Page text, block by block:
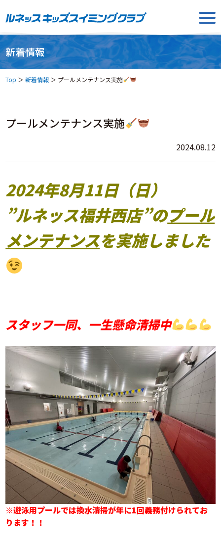
新着情報
Top ＞新着情報 ＞ プールメンテナンス実施
プールメンテナンス実施
2024.08.12
2024年8月11日（日）
”ルネッス福井西店”のプール
メンテナンスを実施しました
スタッフ一同、一生懸命清掃中
※遊泳用プールでは換水清掃が年に1回義務付けられてお
ります！！